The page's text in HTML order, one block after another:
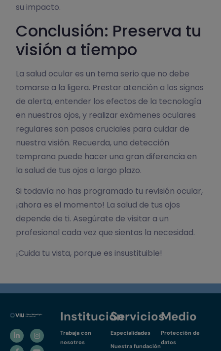
su impacto.
Conclusión: Preserva tu
visión a tiempo
La salud ocular es un tema serio que no debe
tomarse a la ligera. Prestar atención a los signos
de alerta, entender los efectos de la tecnología
en nuestros ojos, y realizar exámenes oculares
regulares son pasos cruciales para cuidar de
nuestra visión. Recuerda, una detección
temprana puede hacer una gran diferencia en
la salud de tus ojos a largo plazo.
Si todavía no has programado tu revisión ocular,
¡ahora es el momento! La salud de tus ojos
depende de ti. Asegúrate de visitar a un
profesional cada vez que sientas la necesidad.
¡Cuida tu vista, porque es insustituible!
Institución
Trabaja con
nosotros
Servicios
Especialidades
Nuestra fundación
Medio
Protección de
datos